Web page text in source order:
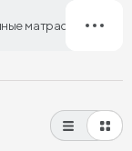
матрасы